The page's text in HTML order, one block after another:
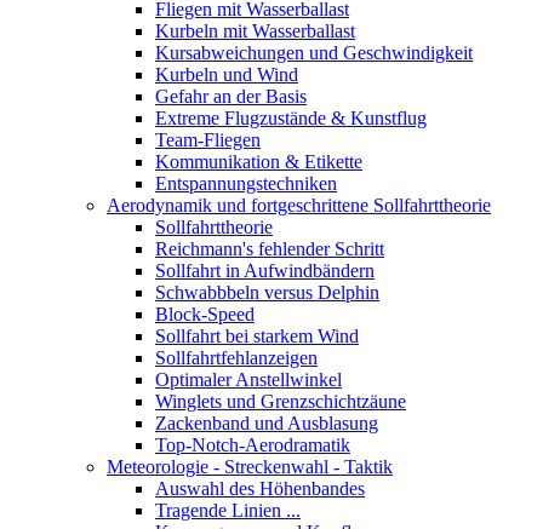
Fliegen mit Wasserballast
Kurbeln mit Wasserballast
Kursabweichungen und Geschwindigkeit
Kurbeln und Wind
Gefahr an der Basis
Extreme Flugzustände & Kunstflug
Team-Fliegen
Kommunikation & Etikette
Entspannungstechniken
Aerodynamik und fortgeschrittene Sollfahrttheorie
Sollfahrttheorie
Reichmann's fehlender Schritt
Sollfahrt in Aufwindbändern
Schwabbbeln versus Delphin
Block-Speed
Sollfahrt bei starkem Wind
Sollfahrtfehlanzeigen
Optimaler Anstellwinkel
Winglets und Grenzschichtzäune
Zackenband und Ausblasung
Top-Notch-Aerodramatik
Meteorologie - Streckenwahl - Taktik
Auswahl des Höhenbandes
Tragende Linien ...